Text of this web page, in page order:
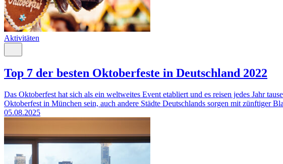
Aktivitäten
Top 7 der besten Oktoberfeste in Deutschland 2022
Das Oktoberfest hat sich als ein weltweites Event etabliert und es reisen jedes Jahr
Oktoberfest in München sein, auch andere Städte Deutschlands sorgen mit zünftiger
05.08.2025